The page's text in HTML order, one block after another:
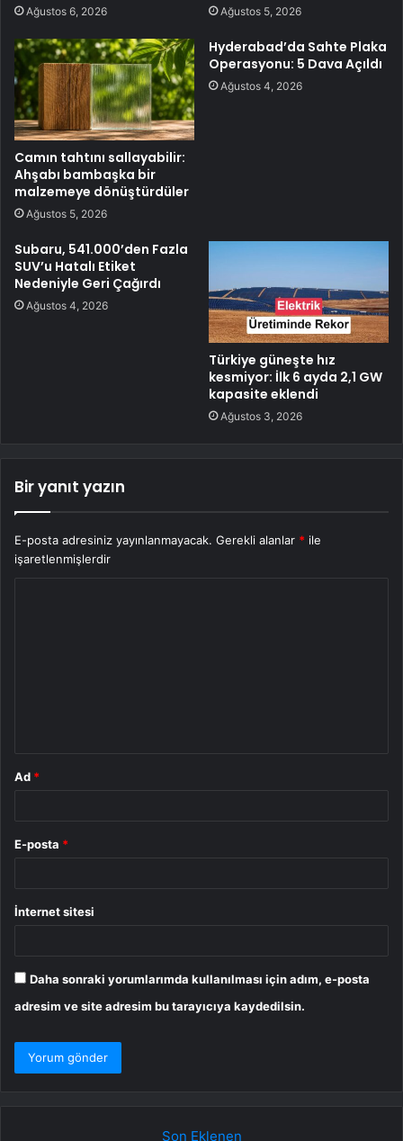
Ağustos 6, 2026 Ağustos 5, 2026
Camın tahtını sallayabilir:
Ahşabı bambaşka bir
malzemeye dönüştürdüler
Ağustos 5, 2026
Hyderabad’da Sahte Plaka
Operasyonu: 5 Dava Açıldı
Ağustos 4, 2026
Subaru, 541.000’den Fazla
SUV’u Hatalı Etiket
Nedeniyle Geri Çağırdı
Ağustos 4, 2026
Türkiye güneşte hız
kesmiyor: İlk 6 ayda 2,1 GW
kapasite eklendi
Ağustos 3, 2026
Bir yanıt yazın
E-posta adresiniz yayınlanmayacak. Gerekli alanlar * ile
işaretlenmişlerdir
Ad *
E-posta *
İnternet sitesi
Daha sonraki yorumlarımda kullanılması için adım, e-posta
adresim ve site adresim bu tarayıcıya kaydedilsin.
Son Eklenen